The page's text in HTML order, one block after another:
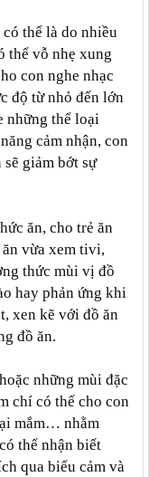
có thể là do nhiều
thể vỗ nhẹ xung
con nghe nhạc
độ từ nhỏ đến lớn
những thể loại
cảm nhận, con
giảm bớt sự
ăn, cho trẻ ăn
vừa xem tivi,
thức mùi vị đồ
hay phản ứng khi
xen kẽ với đồ ăn
đồ ăn.
những mùi đặc
chí có thể cho con
mắm… nhằm
thể nhận biết
qua biểu cảm và